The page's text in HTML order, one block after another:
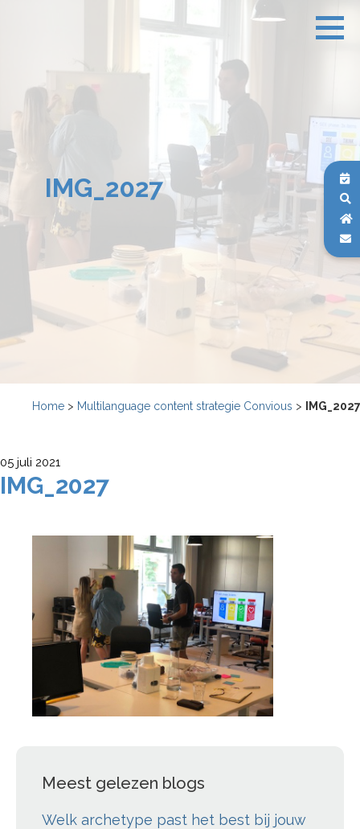
IMG_2027
Home > Multilanguage content strategie Convious > IMG_2027
05 juli 2021
IMG_2027
Meest gelezen blogs
Welk archetype past het best bij jouw